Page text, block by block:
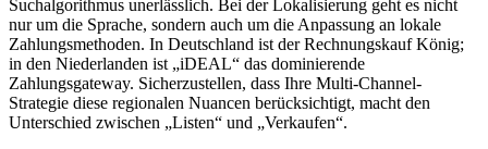
Suchalgorithmus unerlässlich. Bei der Lokalisierung geht es nicht
nur um die Sprache, sondern auch um die Anpassung an lokale
Zahlungsmethoden. In Deutschland ist der Rechnungskauf König;
in den Niederlanden ist „iDEAL“ das dominierende
Zahlungsgateway. Sicherzustellen, dass Ihre Multi-Channel-
Strategie diese regionalen Nuancen berücksichtigt, macht den
Unterschied zwischen „Listen“ und „Verkaufen“.